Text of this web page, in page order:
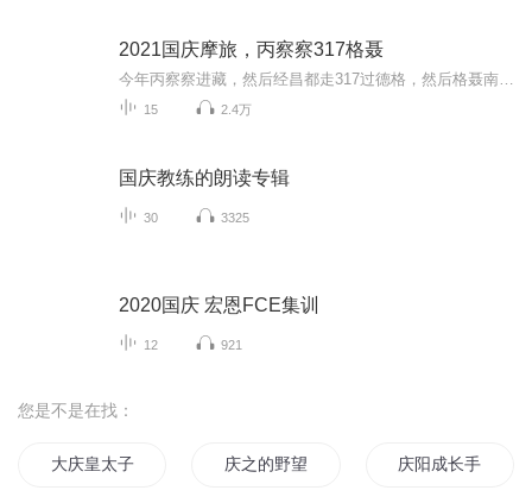
2021国庆摩旅，丙察察317格聂
15 2.4万
国庆教练的朗读专辑
30 3325
2020国庆 宏恩FCE集训
12 921
您是不是在找：
大庆皇太子 庆之的野望 庆阳成长手札